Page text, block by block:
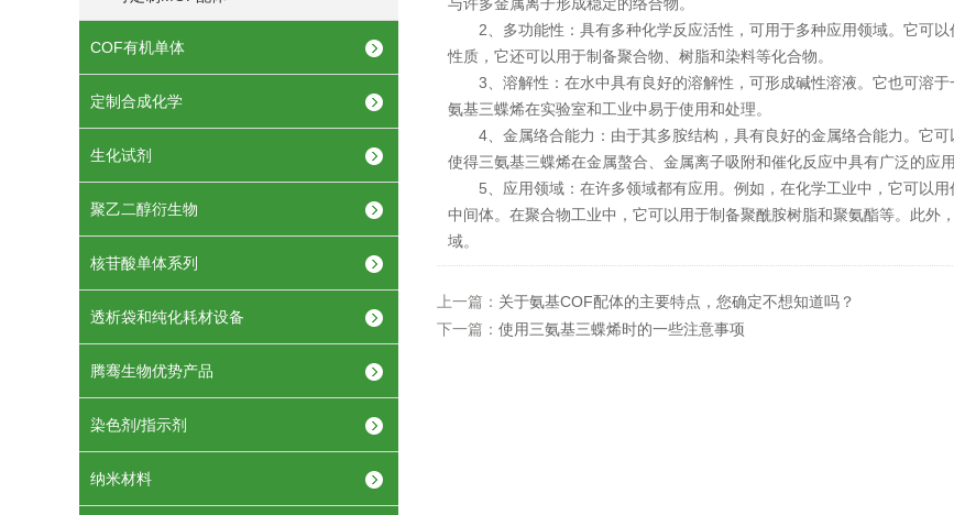
COF有机单体
定制合成化学
生化试剂
聚乙二醇衍生物
核苷酸单体系列
透析袋和纯化耗材设备
腾骞生物优势产品
染色剂/指示剂
纳米材料
2、多功能性：具有多种化学反应活性，可用于多种应用领域。它可以
性质，它还可以用于制备聚合物、树脂和染料等化合物。
3、溶解性：在水中具有良好的溶解性，可形成碱性溶液。它也可溶于
氨基三蝶烯在实验室和工业中易于使用和处理。
4、金属络合能力：由于其多胺结构，具有良好的金属络合能力。它可
使得三氨基三蝶烯在金属螯合、金属离子吸附和催化反应中具有广泛的应用
5、应用领域：在许多领域都有应用。例如，在化学工业中，它可以用
中间体。在聚合物工业中，它可以用于制备聚酰胺树脂和聚氨酯等。此外
域。
上一篇： 关于氨基COF配体的主要特点，您确定不想知道吗？
下一篇： 使用三氨基三蝶烯时的一些注意事项